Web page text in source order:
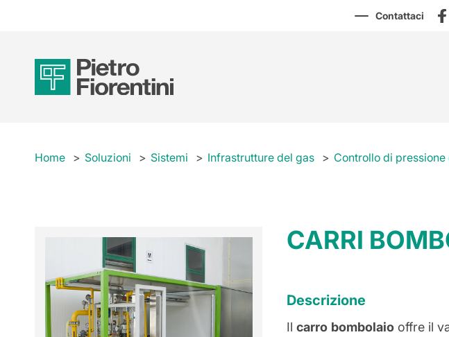
Contattaci
Home Soluzioni Sistemi Infrastrutture del gas Controllo di
CARRI
Descrizione
Ilcarro bombolaio offre il